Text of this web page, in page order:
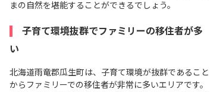
まの自然を堪能することができるでしょう。
子育て環境抜群でファミリーの移住者が多
い
北海道雨竜郡瓜生町は、子育て環境が抜群であること
からファミリーでの移住者が非常に多いエリアです。